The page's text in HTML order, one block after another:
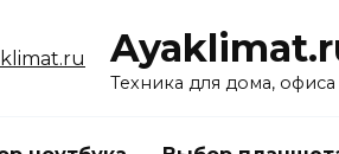
Техника для дома,